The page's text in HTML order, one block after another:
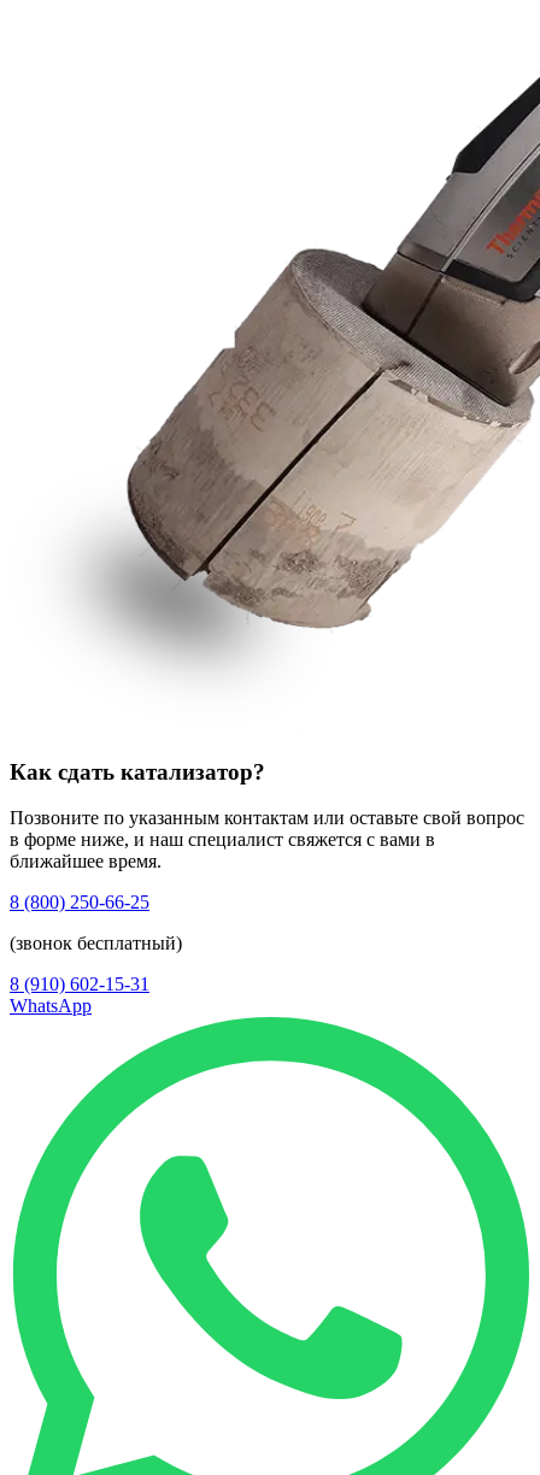
Как сдать катализатор?
Позвоните по указанным контактам или оставьте свой вопрос
в форме ниже, и наш специалист свяжется с вами в
ближайшее время.
8 (800) 250-66-25
(звонок бесплатный)
8 (910) 602-15-31
WhatsApp